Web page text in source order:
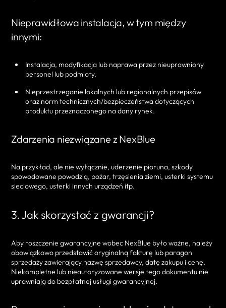
Nieprawidłowa instalacja, w tym między
innymi:
Instalacja, modyfikacja lub naprawa przez nieuprawniony
personel lub podmioty.
Nieprzestrzeganie lokalnych lub regionalnych przepisów
oraz norm technicznych/bezpieczeństwa dotyczących
produktu przeznaczonego na dany rynek.
Zdarzenia niezwiązane z NexBlue
Na przykład, ale nie wyłącznie, uderzenie pioruna, szkody
spowodowane powodzią, pożar, trzęsienia ziemi, usterki systemu
sieciowego, usterki innych urządzeń itp.
3. Jak skorzystać z gwarancji?
Aby roszczenie gwarancyjne wobec NexBlue było ważne, należy
obowiązkowo przedstawić oryginalną fakturę lub paragon
sprzedaży zawierający nazwę sprzedawcy, datę zakupu i cenę.
Niekompletne lub nieautoryzowane wersje tego dokumentu nie
uprawniają do bezpłatnej usługi gwarancyjnej.